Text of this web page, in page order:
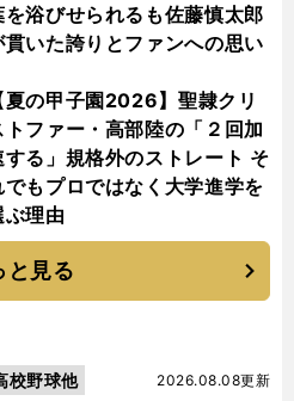
を浴びせられるも佐藤慎太郎
貫いた誇りとファンへの思い
夏の甲子園2026】聖隷クリ
トファー・高部陸の「２回加
する」規格外のストレート そ
でもプロではなく大学進学を
ぶ理由
と見る
2026.08.08更新
校野球他